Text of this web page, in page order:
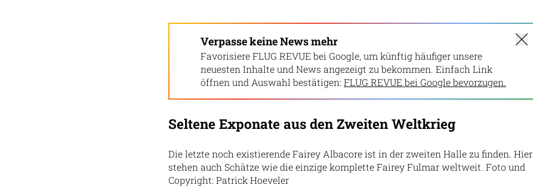
Verpasse keine News mehr
Favorisiere FLUG REVUE bei Google, um künftig häufiger unsere
neuesten Inhalte und News angezeigt zu bekommen. Einfach Link
öffnen und Auswahl bestätigen: FLUG REVUE bei Google bevorzugen.
Seltene Exponate aus den Zweiten Weltkrieg
Die letzte noch existierende Fairey Albacore ist in der zweiten Halle zu finden. Hier
stehen auch Schätze wie die einzige komplette Fairey Fulmar weltweit. Foto und
Copyright: Patrick Hoeveler